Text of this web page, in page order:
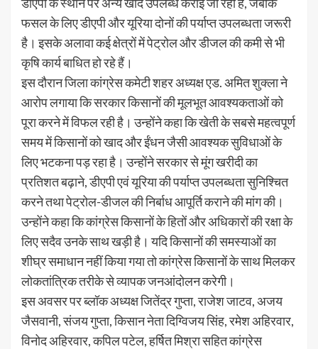
फसल के लिए डीएपी और यूरिया दोनों की पर्याप्त उपलब्धता जरूरी
है। इसके अलावा कई क्षेत्रों में पेट्रोल और डीजल की कमी से भी
कृषि कार्य बाधित हो रहे हैं।
इस दौरान जिला कांग्रेस कमेटी शहर अध्यक्ष एड. अमित शुक्ला ने
आरोप लगाया कि सरकार किसानों की मूलभूत आवश्यकताओं को
पूरा करने में विफल रही है। उन्होंने कहा कि खेती के सबसे महत्वपूर्ण
समय में किसानों को खाद और ईंधन जैसी आवश्यक सुविधाओं के
लिए भटकना पड़ रहा है। उन्होंने सरकार से मूंग खरीदी का
प्रतिशत बढ़ाने, डीएपी एवं यूरिया की पर्याप्त उपलब्धता सुनिश्चित
करने तथा पेट्रोल-डीजल की निर्बाध आपूर्ति कराने की मांग की।
उन्होंने कहा कि कांग्रेस किसानों के हितों और अधिकारों की रक्षा के
लिए सदैव उनके साथ खड़ी है। यदि किसानों की समस्याओं का
शीघ्र समाधान नहीं किया गया तो कांग्रेस किसानों के साथ मिलकर
लोकतांत्रिक तरीके से व्यापक जनआंदोलन करेगी।
इस अवसर पर ब्लॉक अध्यक्ष जितेंद्र गुप्ता, राजेश जाटव, अजय
जैसवानी, संजय गुप्ता, किसान नेता दिग्विजय सिंह, रमेश अहिरवार,
विनोद अहिरवार, कपिल पटेल, हर्षित मिश्रा सहित कांग्रेस